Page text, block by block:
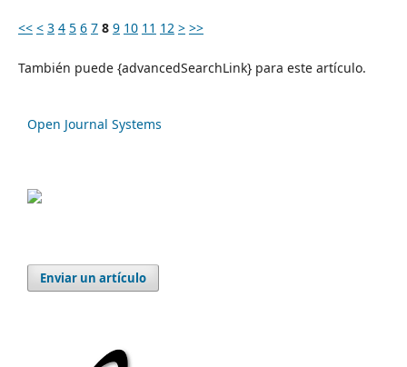
<< < 3 4 5 6 7 8 9 10 11 12 > >>
También puede {advancedSearchLink} para este artículo.
Open Journal Systems
Enviar un artículo